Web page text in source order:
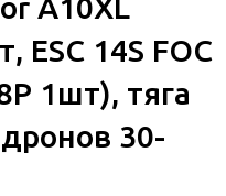
A10XL
ESC 14S FOC
1шт), тяга
30-